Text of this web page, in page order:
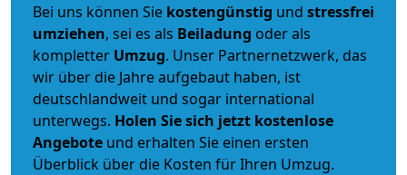
Bei uns können Sie kostengünstig und stressfrei
umziehen, sei es als Beiladung oder als
kompletter Umzug. Unser Partnernetzwerk, das
wir über die Jahre aufgebaut haben, ist
deutschlandweit und sogar international
unterwegs. Holen Sie sich jetzt kostenlose
Angebote und erhalten Sie einen ersten
Überblick über die Kosten für Ihren Umzug.